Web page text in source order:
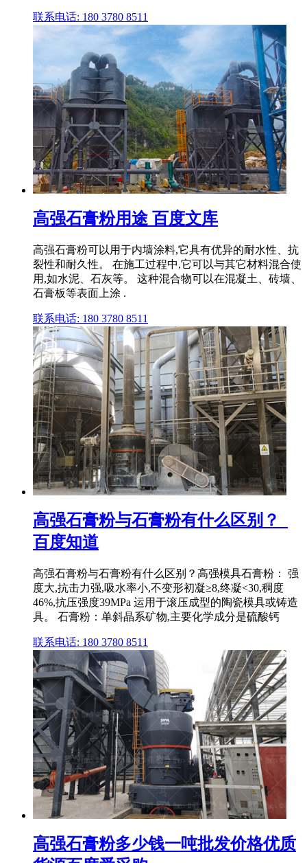
联系电话: 180 3780 8511
高强石膏粉用途 百度文库
高强石膏粉可以用于内墙涂料,它具有优异的耐水性、抗
裂性和耐久性。 在施工过程中,它可以与其它材料混合使
用,如水泥、石灰等。 这种混合物可以在混凝土、砖墙、
石膏板等表面上涂 .
联系电话: 180 3780 8511
高强石膏粉与石膏粉有什么区别？_
百度知道
高强石膏粉与石膏粉有什么区别？高强模具石膏粉： 强
度大,抗击力强,吸水率小,不变形初凝≥8,终凝<30,稠度
46%,抗压强度39MPa 运用于滚压成型的陶瓷模具或铸造
具。 石膏粉：单斜晶系矿物,主要化学成分是硫酸钙
联系电话: 180 3780 8511
高强石膏粉多少钱一吨批发价格优质